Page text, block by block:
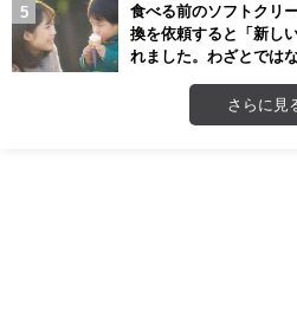
食べる前のソフトクリ
換を依頼すると「新し
れました。わざとでは
さらに見